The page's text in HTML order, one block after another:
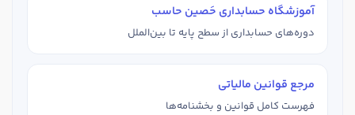
آموزشگاه حسابداری حَصین حاسب
دوره‌های حسابداری از سطح پایه تا بین‌الملل
مرجع قوانین مالیاتی
فهرست کامل قوانین و بخشنامه‌ها